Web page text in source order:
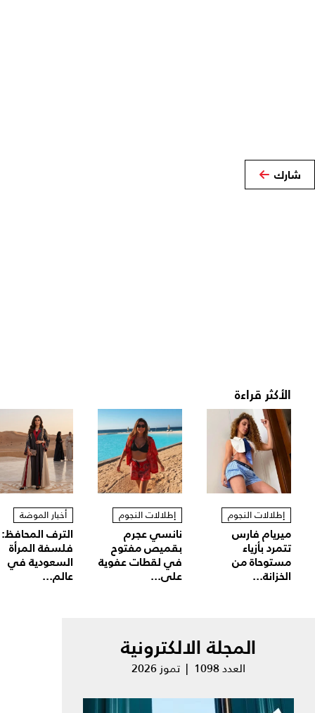
شارك
الأكثر قراءة
إطلالات النجوم
ميريام فارس
تتمرد بأزياء
مستوحاة من
الخزانة...
إطلالات النجوم
نانسي عجرم
بقميص مفتوح
في لقطات عفوية
على...
أخبار الموضة
الترف المحافظ:
فلسفة المرأة
السعودية في
عالم...
المجلة الالكترونية
العدد 1098 | تموز 2026